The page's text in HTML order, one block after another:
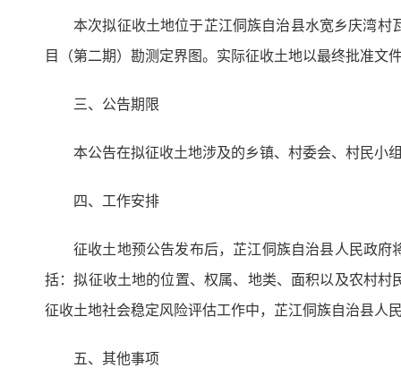
本次拟征收土地位于芷江侗族自治县水宽乡庆湾
目（第二期）勘测定界图。实际征收土地以最终批准文
三、公告期限
本公告在拟征收土地涉及的乡镇、村委会、村民小
四、工作安排
征收土地预公告发布后，芷江侗族自治县人民政
括：拟征收土地的位置、权属、地类、面积以及农村
征收土地社会稳定风险评估工作中，芷江侗族自治县人
五、其他事项